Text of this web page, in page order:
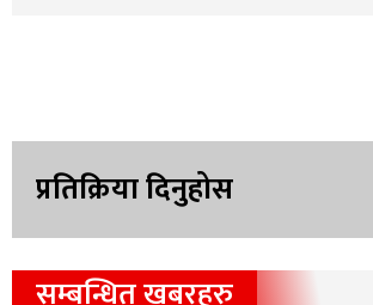
प्रतिक्रिया दिनुहोस
सम्बन्धित खबरहरु